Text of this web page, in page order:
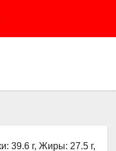
39.6 г, Жиры: 27.5 г,